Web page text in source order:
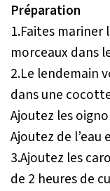
Préparation
1.Faites mariner
morceaux dans
2.Le lendemain
dans une
Ajoutez les
Ajoutez de
3.Ajoutez les
de 2 heures de